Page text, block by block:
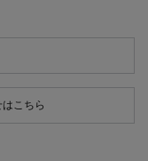
こちら